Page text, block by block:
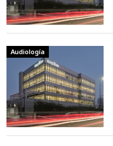
Audiología